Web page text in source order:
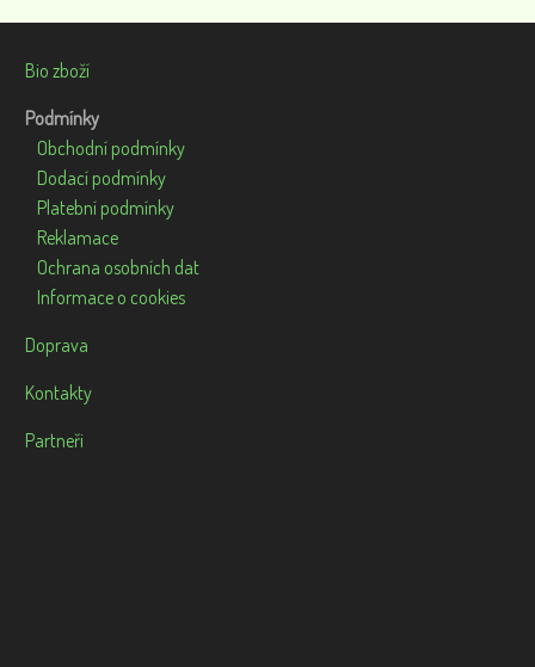
Bio zboží
Podmínky
Obchodní podmínky
Dodací podmínky
Platební podmínky
Reklamace
Ochrana osobních dat
Informace o cookies
Doprava
Kontakty
Partneři